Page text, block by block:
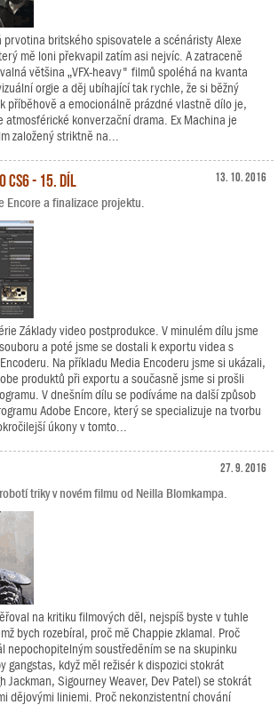
prvotina britského spisovatele a scénáristy Alexe
mě loni překvapil zatím asi nejvíc. A zatraceně
většina „VFX-heavy" filmů spoléhá na kvanta
orgie a děj ubíhající tak rychle, že si běžný
příběhově a emocionálně prázdné vlastně dílo je,
atmosférické konverzační drama. Ex Machina je
založený striktně na...
13. 10. 2016
CS6 - 15. díl
Encore a finalizace projektu.
Základy video postprodukce. V minulém dílu jsme
a poté jsme se dostali k exportu videa s
Na příkladu Media Encoderu jsme si ukázali,
produktů při exportu a současně jsme si prošli
V dnešním dílu se podíváme na další způsob
Adobe Encore, který se specializuje na tvorbu
úkony v tomto...
27. 9. 2016
triky v novém filmu od Neilla Blomkampa.
na kritiku filmových děl, nejspíš byste v tuhle
bych rozebíral, proč mě Chappie zklamal. Proč
nepochopitelným soustředěním se na skupinku
gangstas, když měl režisér k dispozici stokrát
Jackman, Sigourney Weaver, Dev Patel) se stokrát
dějovými liniemi. Proč nekonzistentní chování